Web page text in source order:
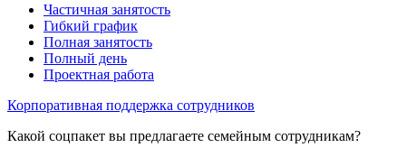
Частичная занятость
Гибкий график
Полная занятость
Полный день
Проектная работа
Корпоративная поддержка сотрудников
Какой соцпакет вы предлагаете семейным сотрудникам?